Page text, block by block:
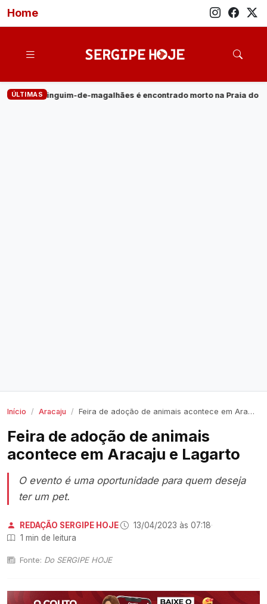
Home
ÚLTIMAS
morto na Praia do Saco · Empresa de energia elétrica
Início Aracaju Feira de adoção de animais acontece em Aracaju e Lagarto
Feira de adoção de animais
acontece em Aracaju e Lagarto
O evento é uma oportunidade para quem deseja
ter um pet.
REDAÇÃO SERGIPE HOJE· 13/04/2023 às 07:18·
1 min de leitura
Fonte: Do SERGIPE HOJE